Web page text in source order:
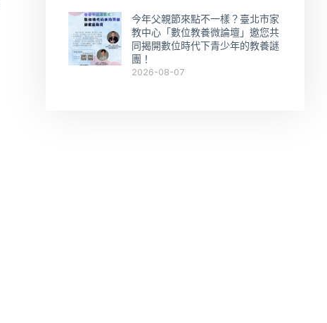
今年父親節來點不一樣？臺北市家
教中心「數位教養微論壇」邀您共
同揭開數位時代下青少年的教養謎
團！
2026-08-07